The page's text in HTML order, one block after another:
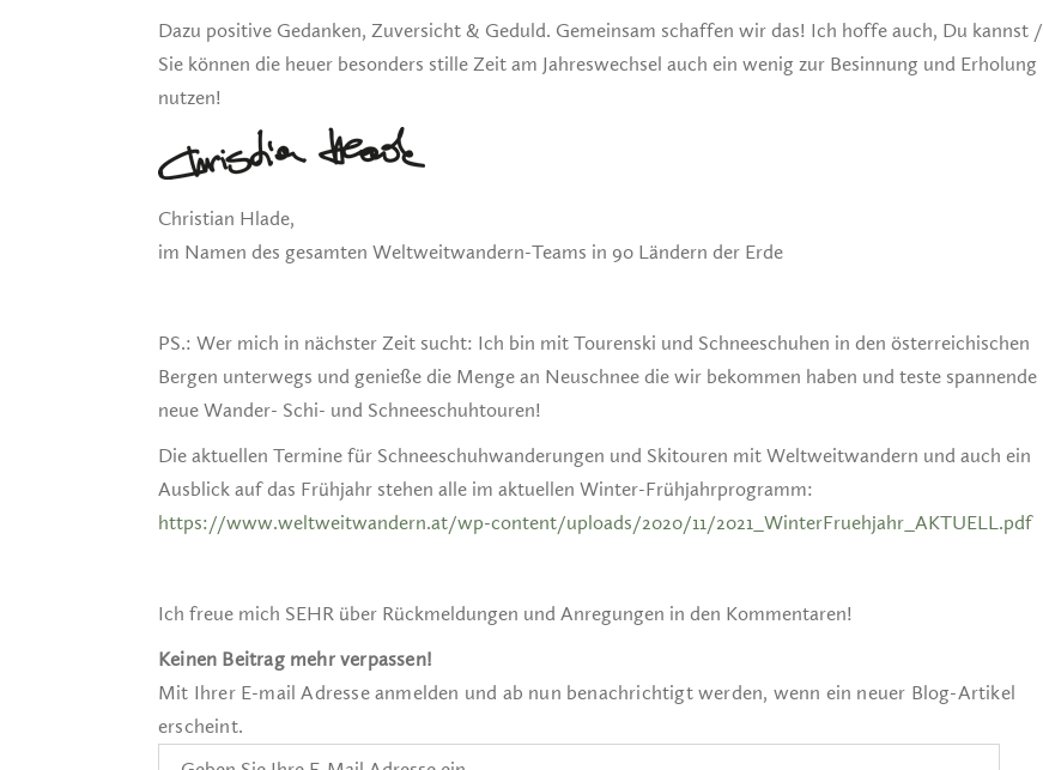
Dazu positive Gedanken, Zuversicht & Geduld. Gemeinsam schaffen wir das! Ich hoffe auch, Du kannst /
Sie können die heuer besonders stille Zeit am Jahreswechsel auch ein wenig zur Besinnung und Erholung
nutzen!
Christian Hlade,
im Namen des gesamten Weltweitwandern-Teams in 90 Ländern der Erde
PS.: Wer mich in nächster Zeit sucht: Ich bin mit Tourenski und Schneeschuhen in den österreichischen
Bergen unterwegs und genieße die Menge an Neuschnee die wir bekommen haben und teste spannende
neue Wander- Schi- und Schneeschuhtouren!
Die aktuellen Termine für Schneeschuhwanderungen und Skitouren mit Weltweitwandern und auch ein
Ausblick auf das Frühjahr stehen alle im aktuellen Winter-Frühjahrprogramm:
https://www.weltweitwandern.at/wp-content/uploads/2020/11/2021_WinterFruehjahr_AKTUELL.pdf
Ich freue mich SEHR über Rückmeldungen und Anregungen in den Kommentaren!
Keinen Beitrag mehr verpassen!
Mit Ihrer E-mail Adresse anmelden und ab nun benachrichtigt werden, wenn ein neuer Blog-Artikel
erscheint.